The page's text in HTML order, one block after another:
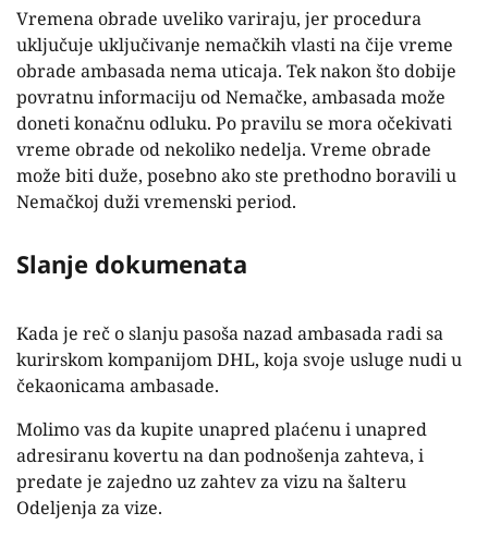
Vremena obrade uveliko variraju, jer procedura
uključuje uključivanje nemačkih vlasti na čije vreme
obrade ambasada nema uticaja. Tek nakon što dobije
povratnu informaciju od Nemačke, ambasada može
doneti konačnu odluku. Po pravilu se mora očekivati
vreme obrade od nekoliko nedelja. Vreme obrade
može biti duže, posebno ako ste prethodno boravili u
Nemačkoj duži vremenski period.
Slanje dokumenata
Kada je reč o slanju pasoša nazad ambasada radi sa
kurirskom kompanijom DHL, koja svoje usluge nudi u
čekaonicama ambasade.
Molimo vas da kupite unapred plaćenu i unapred
adresiranu kovertu na dan podnošenja zahteva, i
predate je zajedno uz zahtev za vizu na šalteru
Odeljenja za vize.